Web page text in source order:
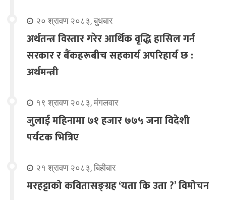
२० श्रावण २०८३, बुधबार
अर्थतन्त्र विस्तार गरेर आर्थिक वृद्धि हासिल गर्न
सरकार र बैंकहरूबीच सहकार्य अपरिहार्य छ :
अर्थमन्त्री
१९ श्रावण २०८३, मंगलवार
जुलाई महिनामा ७१ हजार ७७५ जना विदेशी
पर्यटक भित्रिए
२१ श्रावण २०८३, बिहीबार
मरहट्टाको कवितासङ्ग्रह ‘यता कि उता ?’ विमोचन